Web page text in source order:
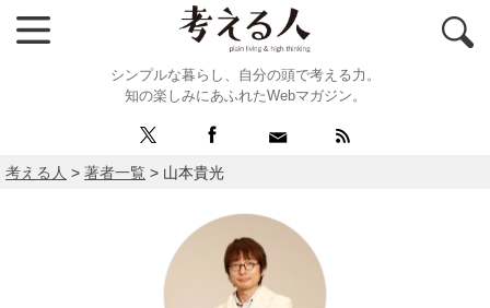
シンプルな暮らし、自分の頭で考える力。
知の楽しみにあふれたWebマガジン。
考える人 > 著者一覧 > 山本貴光